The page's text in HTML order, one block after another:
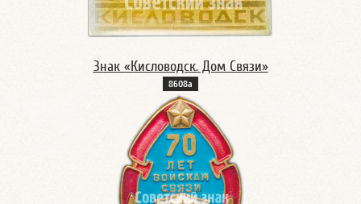
Знак «Кисловодск. Дом Связи»
8608а